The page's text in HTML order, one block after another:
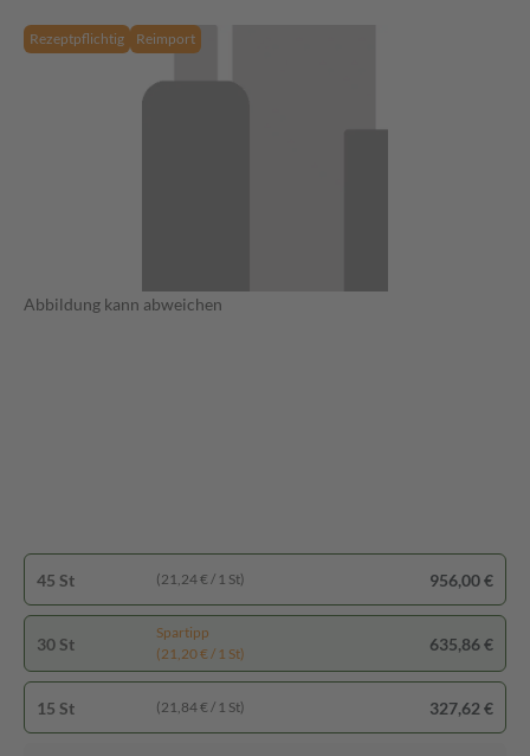
Rezeptpflichtig Reimport
Abbildung kann abweichen
45 St (21,24 € / 1 St) 956,00 €
30 St
Spartipp
(21,20 € / 1 St)
635,86 €
15 St (21,84 € / 1 St) 327,62 €